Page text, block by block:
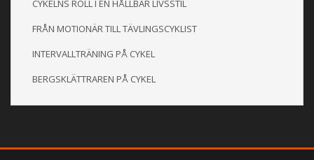
CYKELNS ROLL I EN HÅLLBAR LIVSSTIL
FRÅN MOTIONÄR TILL TÄVLINGSCYKLIST
INTERVALLTRÄNING PÅ CYKEL
BERGSKLÄTTRAREN PÅ CYKEL